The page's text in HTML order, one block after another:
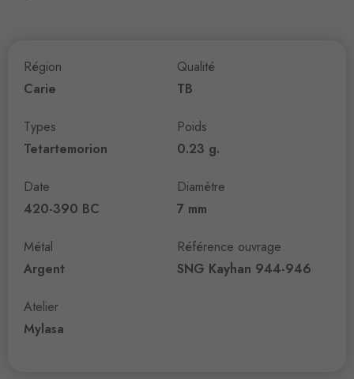
Région
Carie
Types
Tetartemorion
Date
420-390 BC
Métal
Argent
Atelier
Mylasa
Qualité
TB
Poids
0.23 g.
Diamètre
7 mm
Référence ouvrage
SNG Kayhan 944-946